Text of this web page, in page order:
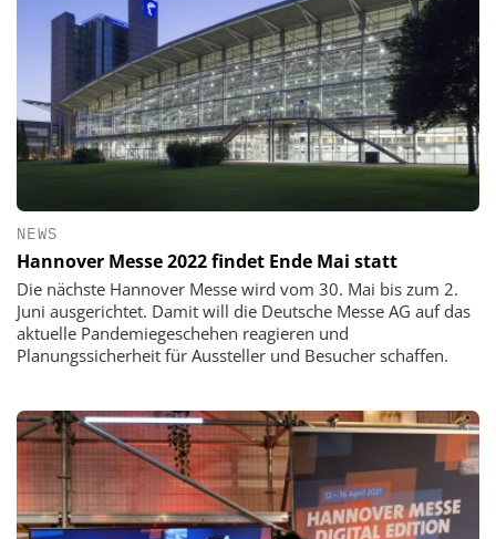
NEWS
Hannover Messe 2022 findet Ende Mai statt
Die nächste Hannover Messe wird vom 30. Mai bis zum 2.
Juni ausgerichtet. Damit will die Deutsche Messe AG auf das
aktuelle Pandemiegeschehen reagieren und
Planungssicherheit für Aussteller und Besucher schaffen.